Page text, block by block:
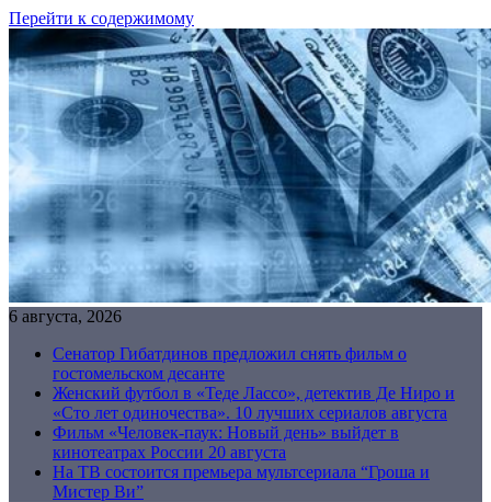
Перейти к содержимому
6 августа, 2026
Сенатор Гибатдинов предложил снять фильм о
гостомельском десанте
Женский футбол в «Теде Лассо», детектив Де Ниро и
«Сто лет одиночества». 10 лучших сериалов августа
Фильм «Человек-паук: Новый день» выйдет в
кинотеатрах России 20 августа
На ТВ состоится премьера мультсериала “Гроша и
Мистер Ви”